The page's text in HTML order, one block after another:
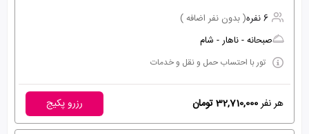
6 نفره
( بدون نفر اضافه )
صبحانه - ناهار - شام
تور با احتساب حمل و نقل و خدمات
هر نفر32,710,000 تومان رزرو پکیج